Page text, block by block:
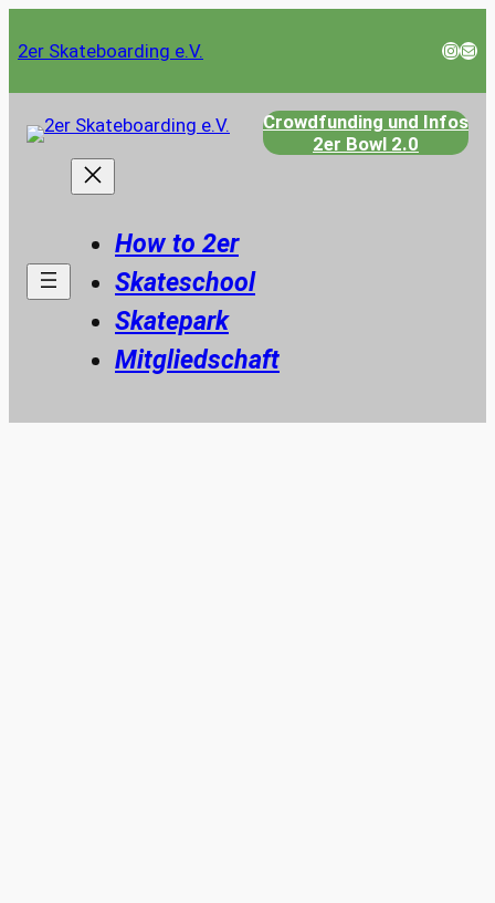
Inhalt
2er Skateboarding e.V. E-Mail
Crowdfunding und Infos
2er Bowl 2.0
How to 2er
Skateschool
Skatepark
Mitgliedschaft